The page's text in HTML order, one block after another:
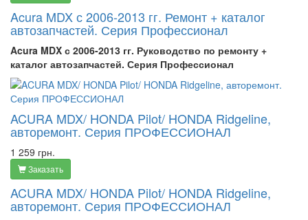
Acura MDX с 2006-2013 гг. Ремонт + каталог
автозапчастей. Серия Профессионал
Acura MDX с 2006-2013 гг. Руководство по ремонту +
каталог автозапчастей. Серия Профессионал
ACURA MDX/ HONDA Pilot/ HONDA Ridgeline,
авторемонт. Серия ПРОФЕССИОНАЛ
1 259 грн.
Заказать
ACURA MDX/ HONDA Pilot/ HONDA Ridgeline,
авторемонт. Серия ПРОФЕССИОНАЛ